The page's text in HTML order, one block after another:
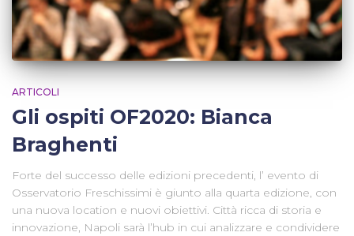
ARTICOLI
Gli ospiti OF2020: Bianca
Braghenti
Forte del successo delle edizioni precedenti, l’ evento di
Osservatorio Freschissimi è giunto alla quarta edizione, con
una nuova location e nuovi obiettivi. Città ricca di storia e
innovazione, Napoli sarà l’hub in cui analizzare e condividere